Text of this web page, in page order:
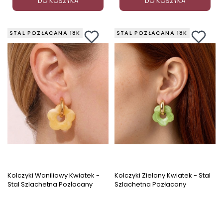
STAL POZŁACANA 18K
Kolczyki Waniliowy Kwiatek -
Stal Szlachetna Pozłacany
STAL POZŁACANA 18K
Kolczyki Zielony Kwiatek - Stal
Szlachetna Pozłacany